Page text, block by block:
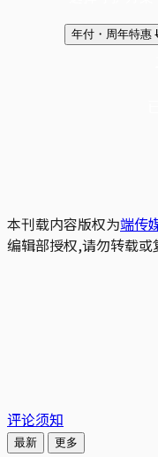
年付・周年特惠
本刊载内容版权为端传
编辑部授权,请勿转载或
评论须知
最新 更多